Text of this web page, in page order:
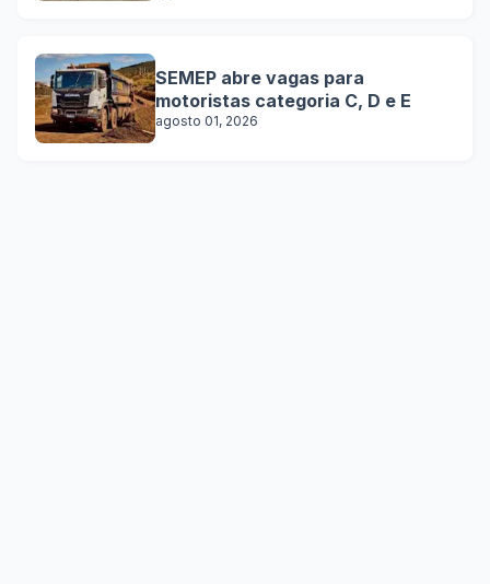
SEMEP abre vagas para
motoristas categoria C, D e E
agosto 01, 2026